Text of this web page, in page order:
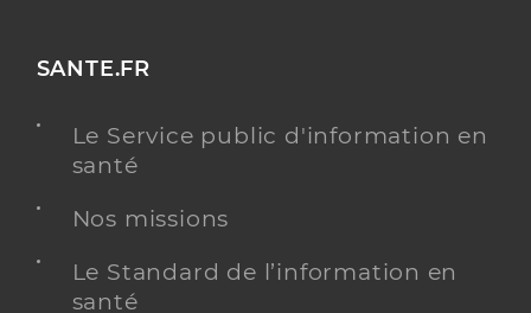
SANTE.FR
Le Service public d'information en
santé
Nos missions
Le Standard de l’information en
santé